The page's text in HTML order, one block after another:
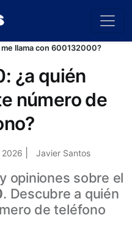
llama con 600132000?
¿a quién
número de
Javier Santos
opiniones sobre el
. Descubre a quién
de teléfono